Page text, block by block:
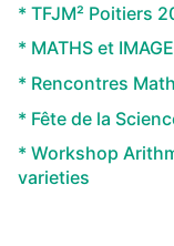
* TFJM² Poitiers
* MATHS et
* Rencontres
* Fête de la
* Workshop
varieties